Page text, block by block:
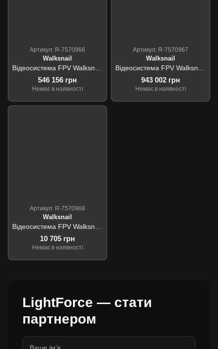
Артикул: R-7570966
Walksnail
546 156 грн
Немає в наявності
Артикул: R-7570967
Walksnail
943 002 грн
Немає в наявності
Артикул: R-7570968
Walksnail
10 705 грн
Немає в наявності
LightForce — стати
партнером